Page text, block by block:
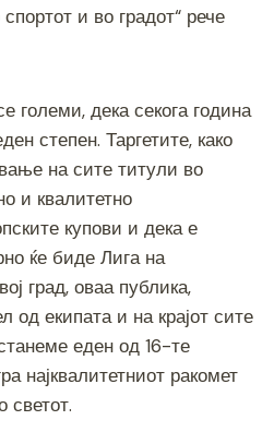
и во градот“ рече
големи, дека секога година
степен. Таргетите, како
на сите титули во
и квалитетно
купови и дека е
ќе биде Лига на
град, оваа публика,
екипата и на крајот сите
еден од 16-те
најквалитетниот ракомет
светот.